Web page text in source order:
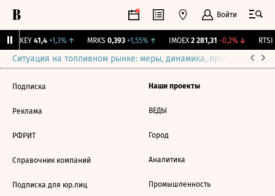
Войти
OKEY 41,4 +1,3%↑ MRKS 0,393 +1,55%↑ IMOEX 2 281,31 -0,2%↓ RTSI
Ситуация на топливном рынке: меры, динамика, прогнозы
Подписка
Реклама
РФРИТ
Справочник компаний
Подписка для юр.лиц
Наши проекты
ВЕДЫ
Город
Аналитика
Промышленность